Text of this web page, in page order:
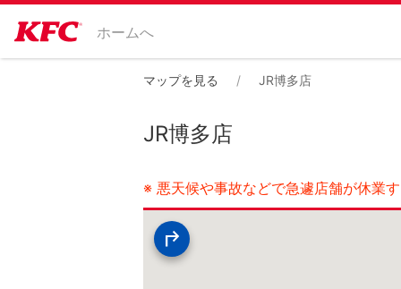
ホームへ
マップを見る JR博多店
JR博多店
※ 悪天候や事故などで急遽店舗が休業